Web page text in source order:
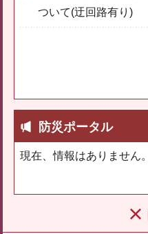
ついて(迂回路有り)
防災ポータル
現在、情報はありません。